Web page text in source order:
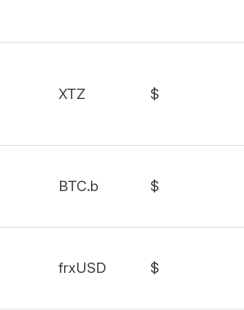
XTZ $
BTC.b $
frxUSD $